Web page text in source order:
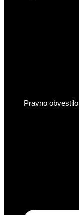
Pravno obvestilo